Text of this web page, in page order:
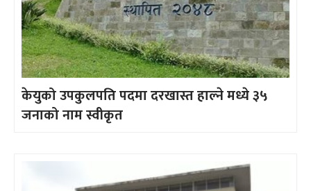
केयुको उपकुलपति पदमा दरखास्त हाल्ने मध्ये ३५
जनाको नाम स्वीकृत